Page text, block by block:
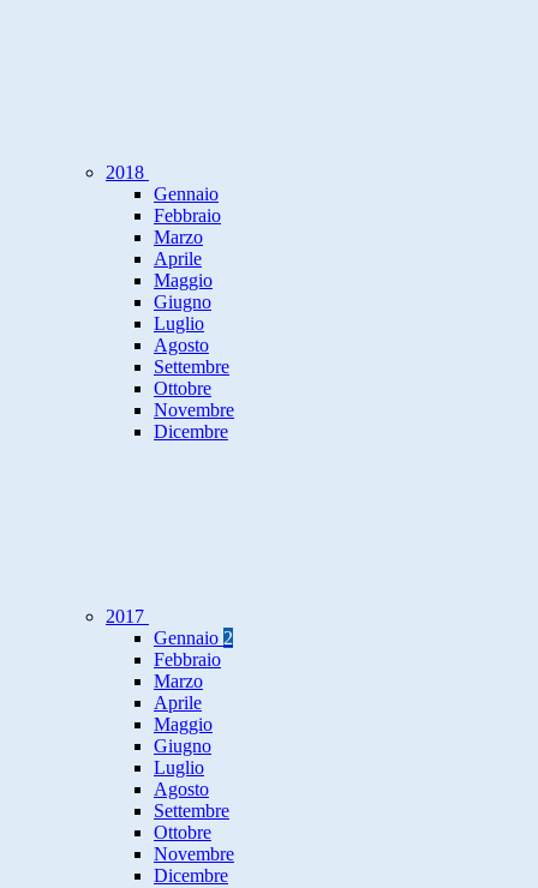
2018
Gennaio
Febbraio
Marzo
Aprile
Maggio
Giugno
Luglio
Agosto
Settembre
Ottobre
Novembre
Dicembre
2017
Gennaio 2
Febbraio
Marzo
Aprile
Maggio
Giugno
Luglio
Agosto
Settembre
Ottobre
Novembre
Dicembre